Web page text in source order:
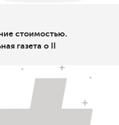
стоимостью.
газета о II